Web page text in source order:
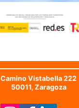
Camino Vistabella 222
50011, Zaragoza